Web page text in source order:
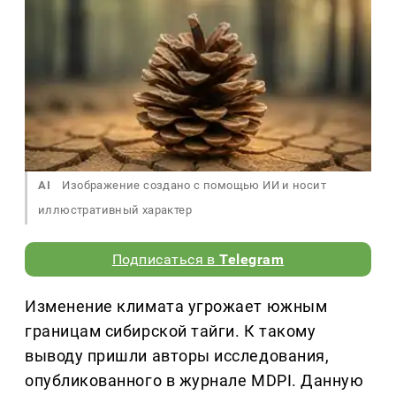
AI
Изображение создано с помощью ИИ и носит
иллюстративный характер
Подписаться вTelegram
Изменение климата угрожает южным
границам сибирской тайги. К такому
выводу пришли авторы исследования,
опубликованного в журнале MDPI. Данную